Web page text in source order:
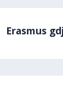
Erasmus